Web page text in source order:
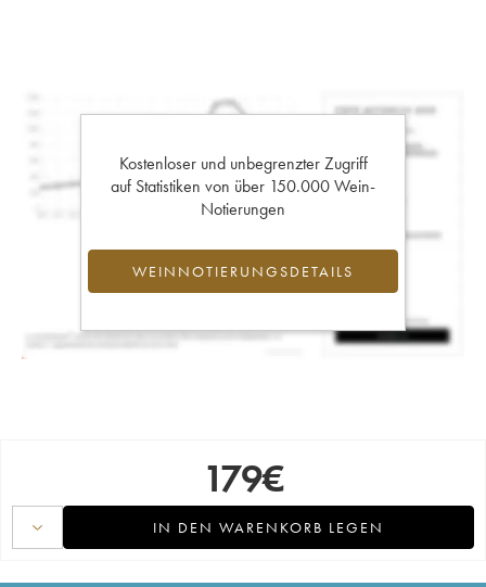
Kostenloser und unbegrenzter Zugriff
auf Statistiken von über 150.000 Wein-
Notierungen
WEINNOTIERUNGSDETAILS
179€
IN DEN WARENKORB LEGEN